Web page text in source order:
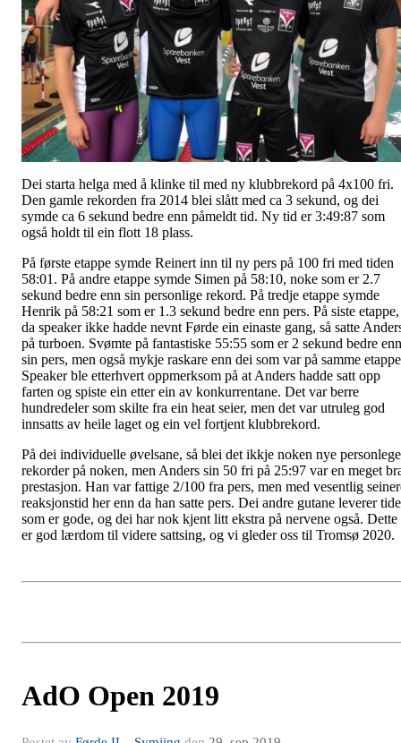
Dei starta helga med å klinke til med ny klubbrekord på 4x100 fri.
Den gamle rekorden fra 2014 blei slått med ca 3 sekund, og dei
symde ca 6 sekund bedre enn påmeldt tid. Ny tid er 3:49:87 som
også holdt til ein flott 18 plass.
På første etappe symde Reinert inn til ny pers på 100 fri med tiden
58:01. På andre etappe symde Simen på 58:10, noke som er 2.7
sekund bedre enn sin personlige rekord. På tredje etappe symde
Henrik på 58:21 som er 1.3 sekund bedre enn pers. På siste etappe,
da speaker ikke hadde nevnt Førde ein einaste gang, så satte
på turboen. Svømte på fantastiske 55:55 som er 2 sekund bedre enn
sin pers, men også mykje raskare enn dei som var på samme
Speaker ble etterhvert oppmerksom på at Anders hadde satt opp
farten og spiste ein etter ein av konkurrentane. Det var berre
hundredeler som skilte fra ein heat seier, men det var utruleg god
innsatts av heile laget og ein vel fortjent klubbrekord.
På dei individuelle øvelsane, så blei det ikkje noken nye personlege
rekorder på noken, men Anders sin 50 fri på 25:97 var en meget
prestasjon. Han var fattige 2/100 fra pers, men med vesentlig
reaksjonstid her enn da han satte pers. Dei andre gutane leverer
som er gode, og dei har nok kjent litt ekstra på nervene også. Dette
er god lærdom til videre sattsing, og vi gleder oss til Tromsø 2020.
AdO Open 2019